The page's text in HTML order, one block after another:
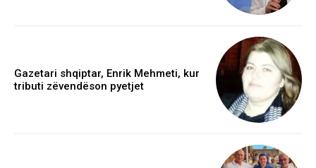
Gazetari shqiptar, Enrik Mehmeti, kur
tributi zëvendëson pyetjet